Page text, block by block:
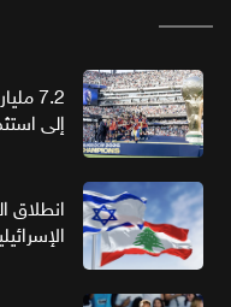
7.2
إلى
انطلاق